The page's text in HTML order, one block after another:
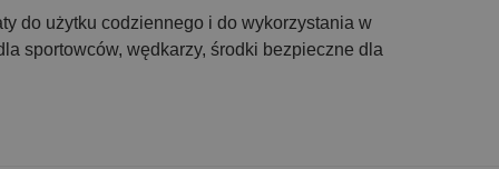
do użytku codziennego i do wykorzystania w
sportowców, wędkarzy, środki bezpieczne dla